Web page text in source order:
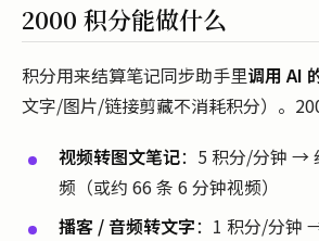
2000 积分能做什么
积分用来结算笔记同步助手里调用 AI
文字/图片/链接剪藏不消耗积分）。
视频转图文笔记：5 积分/分钟 →
频（或约 66 条 6 分钟视频）
播客 / 音频转文字：1 积分/分钟